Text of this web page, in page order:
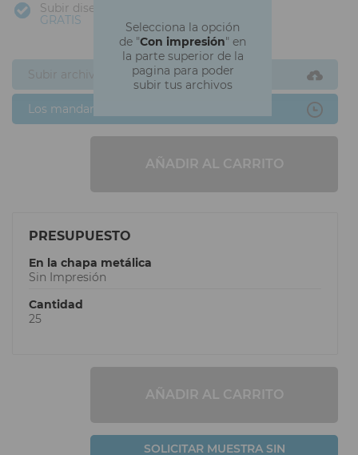
Selecciona la opción
de "Con impresión" en
la parte superior de la
pagina para poder
subir tus archivos
Subir diseño
GRATIS
Subir archivos ahora
Los mandaré después
AÑADIR AL CARRITO
PRESUPUESTO
En la chapa metálica
Sin Impresión
Cantidad
25
AÑADIR AL CARRITO
SOLICITAR MUESTRA SIN